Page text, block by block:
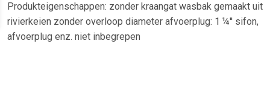
Produkteigenschappen: zonder kraangat wasbak gemaakt uit
rivierkeien zonder overloop diameter afvoerplug: 1 ¼'' sifon,
afvoerplug enz. niet inbegrepen